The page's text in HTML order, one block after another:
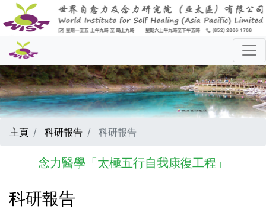
主頁 科研報告 科研報告
念力醫學「太極五行自我康復工程」
科研報告